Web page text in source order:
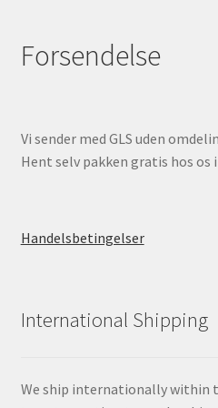
Forsendelse
Vi sender med GLS uden
Hent selv pakken gratis hos os
Handelsbetingelser
International Shipping
We ship internationally within